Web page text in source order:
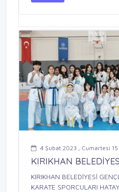
4 Şubat 2023 , Cumartesi
KIRIKHAN
KIRIKHAN BELEDİYESİ
KARATE SPORCULARI